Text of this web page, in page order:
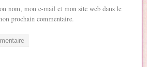
nom, mon e-mail et mon site web dans le
prochain commentaire.